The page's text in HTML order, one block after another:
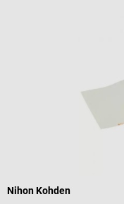
Nihon Kohden